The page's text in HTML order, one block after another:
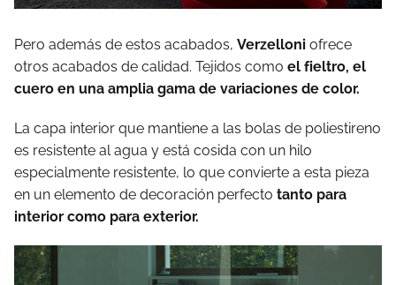
Pero además de estos acabados, Verzelloni ofrece
otros acabados de calidad. Tejidos como el fieltro, el
cuero en una amplia gama de variaciones de color.
La capa interior que mantiene a las bolas de poliestireno
es resistente al agua y está cosida con un hilo
especialmente resistente, lo que convierte a esta pieza
en un elemento de decoración perfecto tanto para
interior como para exterior.